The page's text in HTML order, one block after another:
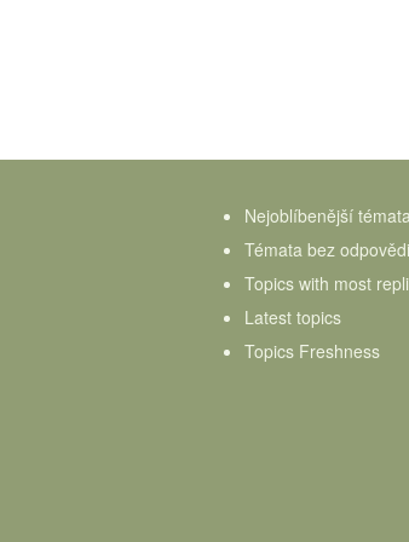
Nejoblíbenější
Témata bez odpovědi
Topics with most
Latest topics
Topics Freshness